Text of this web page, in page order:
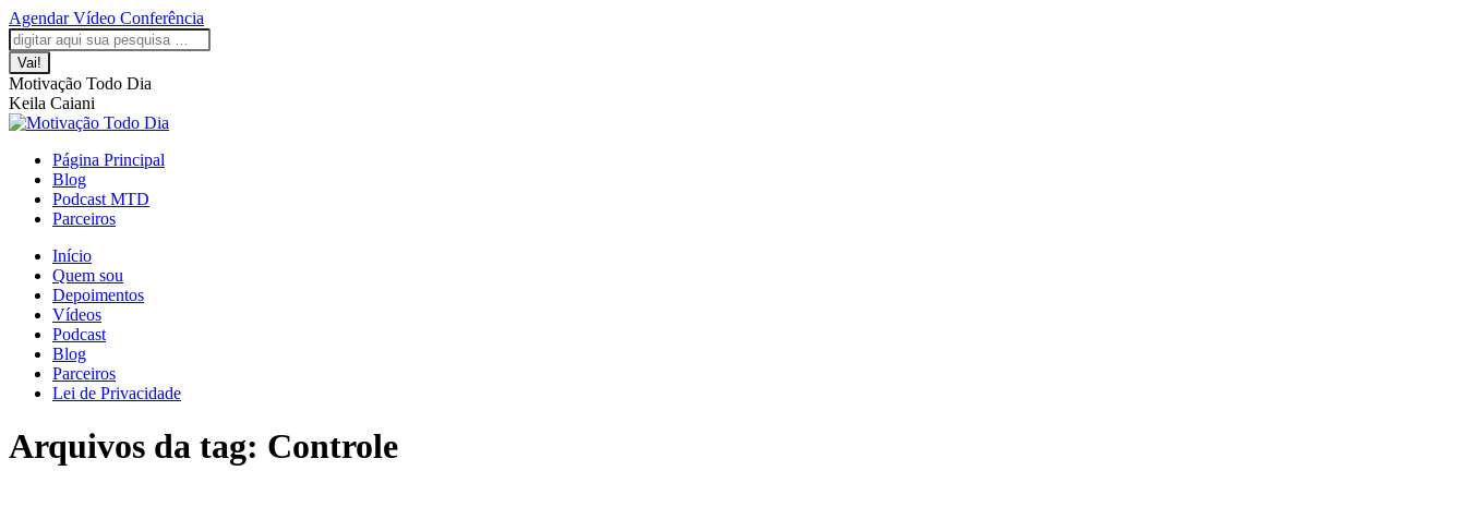
Saltar
para
o
conteúdo
Agendar Vídeo Conferência
A
página
Facebook
abre
numa
nova
janela
A
página
LinkedIn
abre
numa
nova
janela
A
página
Instagram
abre
numa
nova
janela
A
página
YouTube
abre
numa
nova
janela
A
página
WhatsApp
abre
numa
nova
janela
Pesquisar:
Motivação Todo Dia
Keila Caiani
Página Principal
Blog
Podcast MTD
Parceiros
Início
Quem sou
Depoimentos
Vídeos
Podcast
Blog
Parceiros
Lei de Privacidade
Arquivos da tag: Controle